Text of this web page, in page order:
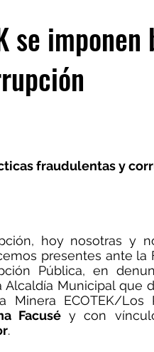
se imponen
fraudulentas y
hoy nosotras y
presentes ante la
Pública, en
Municipal que
ECOTEK/Los
Facusé y con
.